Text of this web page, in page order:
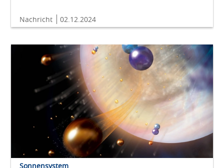
Nachricht 02.12.2024
Sonnensystem